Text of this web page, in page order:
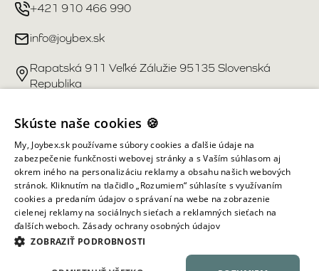
+421 910 466 990
info@joybex.sk
Rapatská 911 Veľké Zálužie 95135 Slovenská
Republika
Užitočné odkazy
Účet
Informácie obchodu
Všetky práva vyhradené ©
Skúste naše cookies 🍪
My, Joybex.sk používame súbory cookies a ďalšie údaje na
zabezpečenie funkčnosti webovej stránky a s Vaším súhlasom aj
okrem iného na personalizáciu reklamy a obsahu našich webových
stránok. Kliknutím na tlačidlo „Rozumiem“ súhlasíte s využívaním
cookies a predaním údajov o správaní na webe na zobrazenie
cielenej reklamy na sociálnych sieťach a reklamných sieťach na
ďalších weboch. Zásady ochrany osobných údajov
ZOBRAZIŤ PODROBNOSTI